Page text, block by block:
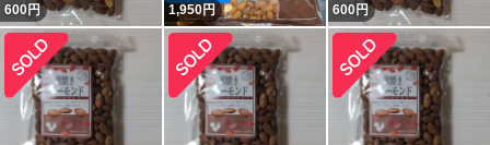
600円 1,950円 600円